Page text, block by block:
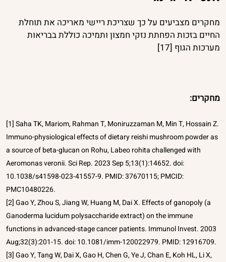
מחקרים מצביעים על כך שצריכת ריישי מאריכה את תוחלת
החיים בזכות הפחתת נזקי חמצון ותמיכה כוללת בבריאות
מערכות הגוף [17]
מחקרים:
[1] Saha TK, Mariom, Rahman T, Moniruzzaman M, Min T, Hossain Z.
Immuno-physiological effects of dietary reishi mushroom powder as
a source of beta-glucan on Rohu, Labeo rohita challenged with
Aeromonas veronii. Sci Rep. 2023 Sep 5;13(1):14652. doi:
10.1038/s41598-023-41557-9. PMID: 37670115; PMCID:
PMC10480226.
[2] Gao Y, Zhou S, Jiang W, Huang M, Dai X. Effects of ganopoly (a
Ganoderma lucidum polysaccharide extract) on the immune
functions in advanced-stage cancer patients. Immunol Invest. 2003
Aug;32(3):201-15. doi: 10.1081/imm-120022979. PMID: 12916709.
[3] Gao Y, Tang W, Dai X, Gao H, Chen G, Ye J, Chan E, Koh HL, Li X,